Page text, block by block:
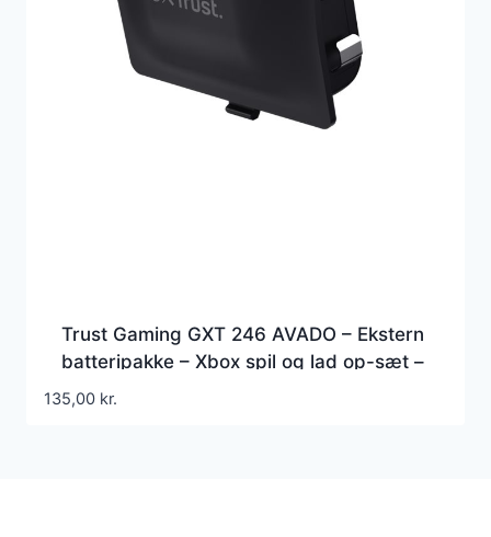
Trust Gaming GXT 246 AVADO – Ekstern
batteripakke – Xbox spil og lad op-sæt –
sort
135,00 kr.